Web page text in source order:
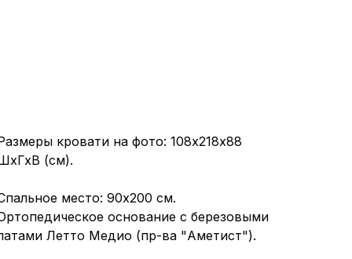
кровати на фото: 108x218х88
(см).
место: 90х200 см.
основание с березовыми
Летто Медио (пр-ва "Аметист").